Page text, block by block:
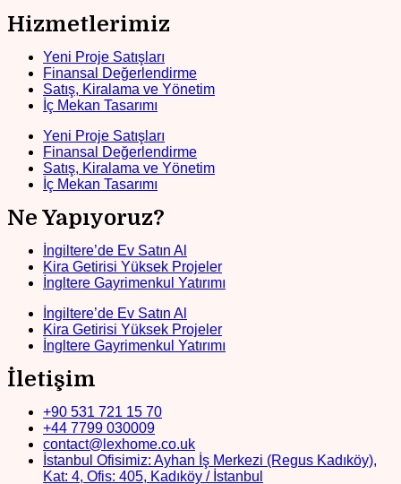
Hizmetlerimiz
Yeni Proje Satışları
Finansal Değerlendirme
Satış, Kiralama ve Yönetim
İç Mekan Tasarımı
Yeni Proje Satışları
Finansal Değerlendirme
Satış, Kiralama ve Yönetim
İç Mekan Tasarımı
Ne Yapıyoruz?
İngiltere’de Ev Satın Al
Kira Getirisi Yüksek Projeler
İngltere Gayrimenkul Yatırımı
İngiltere’de Ev Satın Al
Kira Getirisi Yüksek Projeler
İngltere Gayrimenkul Yatırımı
İletişim
+90 531 721 15 70
+44 7799 030009
contact@lexhome.co.uk
İstanbul Ofisimiz: Ayhan İş Merkezi (Regus Kadıköy),
Kat: 4, Ofis: 405, Kadıköy / İstanbul